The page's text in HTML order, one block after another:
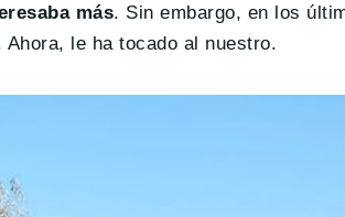
más. Sin embargo, en los
le ha tocado al nuestro.